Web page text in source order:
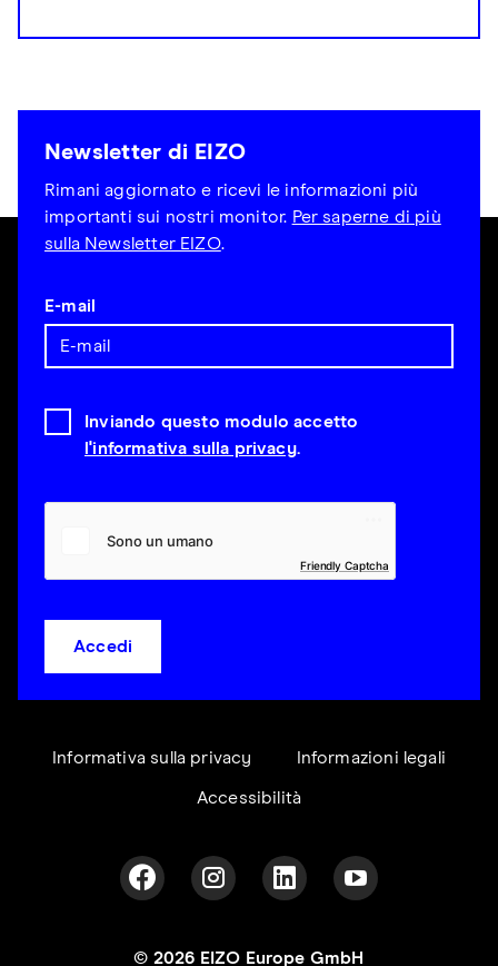
Newsletter di EIZO
Rimani aggiornato e ricevi le informazioni più
importanti sui nostri monitor. Per saperne di più
sulla Newsletter EIZO.
E-mail
Inviando questo modulo accetto
l'informativa sulla privacy.
Friendly Captcha
Accedi
Informativa sulla privacy Informazioni legali
Accessibilità
© 2026 EIZO Europe GmbH